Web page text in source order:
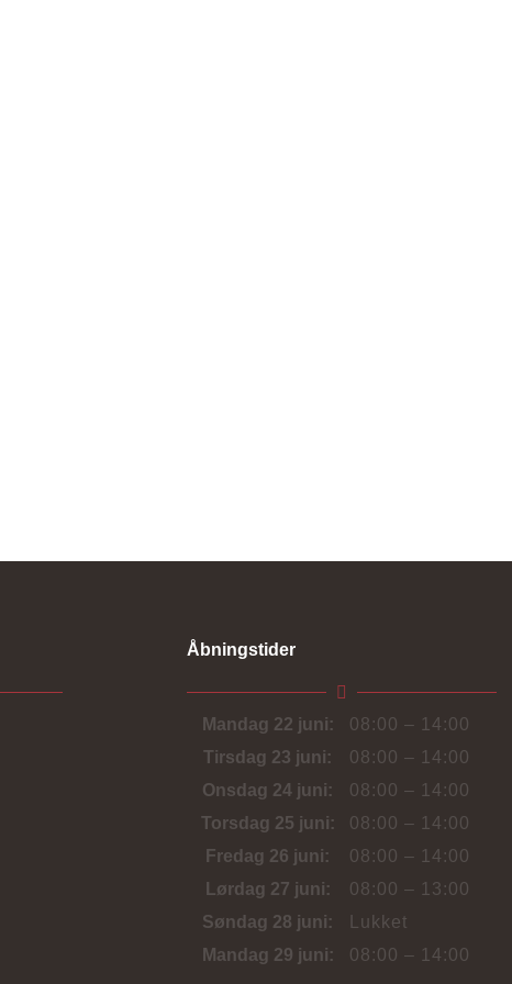
Åbningstider
Mandag 22 juni:
08:00 – 14:00
Tirsdag 23 juni:
08:00 – 14:00
Onsdag 24 juni:
08:00 – 14:00
Torsdag 25 juni:
08:00 – 14:00
Fredag 26 juni:
08:00 – 14:00
Lørdag 27 juni:
08:00 – 13:00
Søndag 28 juni:
Lukket
Mandag 29 juni:
08:00 – 14:00